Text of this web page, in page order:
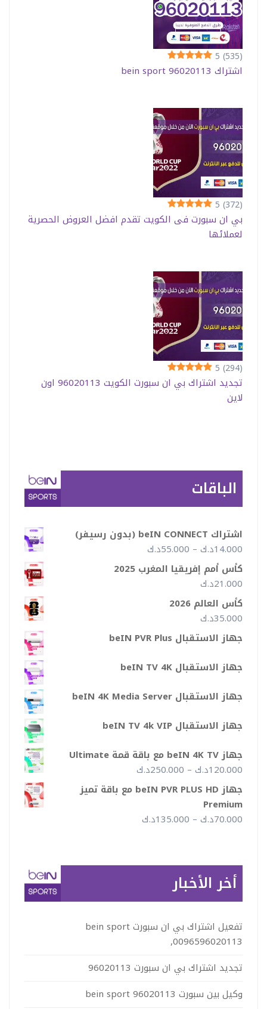
5 (535)
اشتراك bein sport 96020113
5 (372)
بي ان سبورت فى الكويت تقدم افضل العروض الحصرية
لعملائها
5 (294)
تجديد اشتراك بي ان سبورت الكويت 96020113 اون
لاين
الباقات
اشتراك beIN CONNECT (بدون رسيفر)
14.000د.ك –
55.000د.كنطاق
السعر:
من
كأس أمم إفريقيا المغرب 2025
21.000د.ك
كأس العالم 2026
35.000د.ك
جهاز الاستقبال beIN PVR Plus
جهاز الاستقبال beIN TV 4K
جهاز الاستقبال beIN 4K Media Server
جهاز الاستقبال beIN TV 4k VIP
جهاز beIN 4K TV مع باقة قمة Ultimate
120.000د.ك –
250.000د.كنطاق
السعر:
من
جهاز beIN PVR PLUS HD مع باقة تميز
Premium
70.000د.ك –
135.000د.كنطاق
أخر الأخبار
تفعيل اشتراك بي ان سبورت bein sport
,0096596020113
تجديد اشتراك بي ان سبورت 96020113
وكيل بين سبورت 96020113 bein sport